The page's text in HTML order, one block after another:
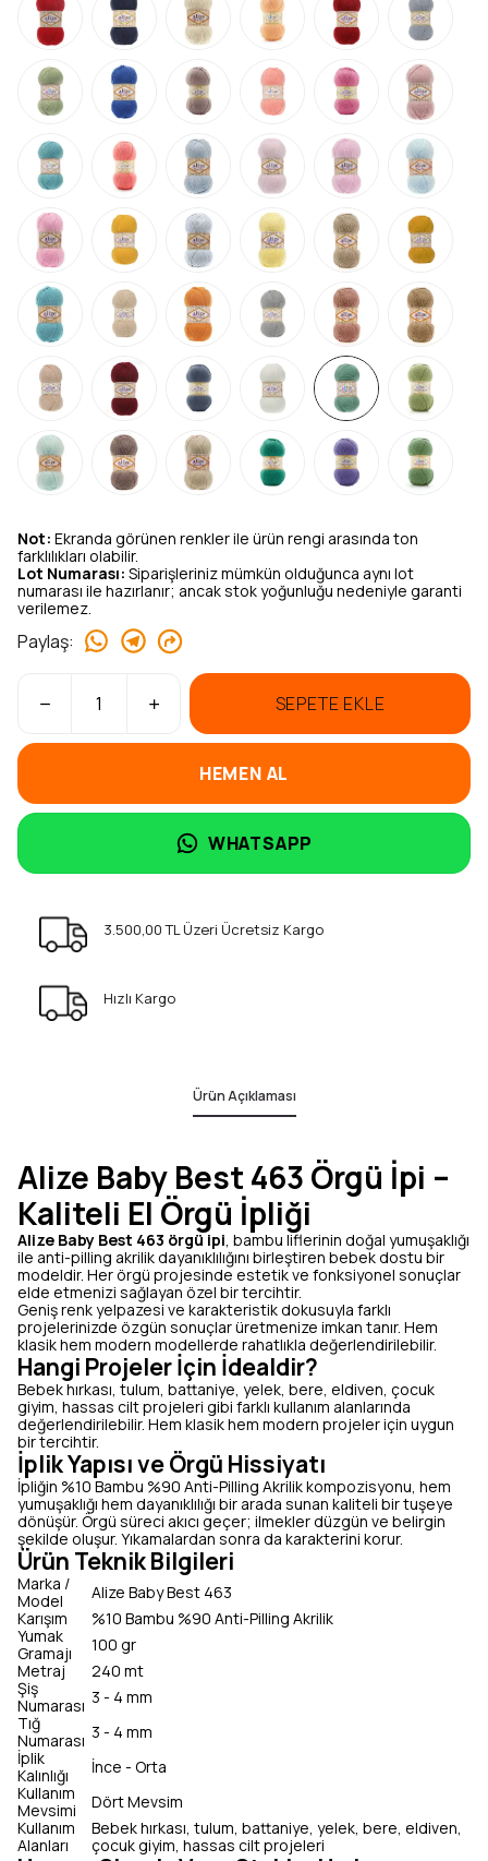
Not: Ekranda görünen renkler ile ürün rengi arasında ton
farklılıkları olabilir.
Lot Numarası: Siparişleriniz mümkün olduğunca aynı lot
numarası ile hazırlanır; ancak stok yoğunluğu nedeniyle garanti
verilemez.
Paylaş:
SEPETE EKLE
HEMEN AL
WHATSAPP
3.500,00 TL Üzeri Ücretsiz Kargo
Hızlı Kargo
Ürün Açıklaması
Alize Baby Best 463 Örgü İpi –
Kaliteli El Örgü İpliği
Alize Baby Best 463 örgü ipi, bambu liflerinin doğal yumuşaklığı
ile anti-pilling akrilik dayanıklılığını birleştiren bebek dostu bir
modeldir. Her örgü projesinde estetik ve fonksiyonel sonuçlar
elde etmenizi sağlayan özel bir tercihtir.
Geniş renk yelpazesi ve karakteristik dokusuyla farklı
projelerinizde özgün sonuçlar üretmenize imkan tanır. Hem
klasik hem modern modellerde rahatlıkla değerlendirilebilir.
Hangi Projeler İçin İdealdir?
Bebek hırkası, tulum, battaniye, yelek, bere, eldiven, çocuk
giyim, hassas cilt projeleri gibi farklı kullanım alanlarında
değerlendirilebilir. Hem klasik hem modern projeler için uygun
bir tercihtir.
İplik Yapısı ve Örgü Hissiyatı
İpliğin %10 Bambu %90 Anti-Pilling Akrilik kompozisyonu, hem
yumuşaklığı hem dayanıklılığı bir arada sunan kaliteli bir tuşeye
dönüşür. Örgü süreci akıcı geçer; ilmekler düzgün ve belirgin
şekilde oluşur. Yıkamalardan sonra da karakterini korur.
Ürün Teknik Bilgileri
Marka /
Model
Alize Baby Best 463
Karışım
%10 Bambu %90 Anti-Pilling Akrilik
Yumak
Gramajı
100 gr
Metraj
240 mt
Şiş
Numarası 3 - 4 mm
Tığ
Numarası 3 - 4 mm
İplik
Kalınlığı
İnce - Orta
Kullanım
Mevsimi
Dört Mevsim
Kullanım
Alanları
Bebek hırkası, tulum, battaniye, yelek, bere, eldiven,
çocuk giyim, hassas cilt projeleri